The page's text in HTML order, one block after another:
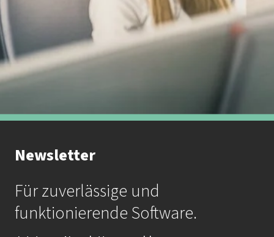
Newsletter
Für zuverlässige und
funktionierende Software.